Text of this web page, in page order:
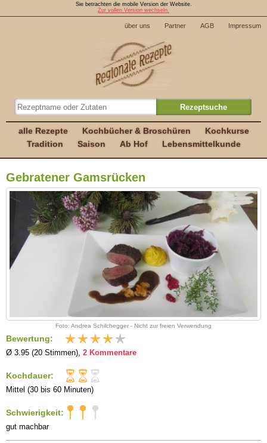
Sie betrachten die mobile Version der Website.
Zur vollen Version wechseln.
über uns Partner AGB Impressum
alle Rezepte Kochbücher & Broschüren
Kochkurse
Tradition
Saison Ab Hof Lebensmittelkunde
Gebratener Gamsrücken
Foto: Andrea Schilchegger - Nicht zur freien Verwendung
Bewertung:
Ø 3.95 (20 Stimmen), 2 Kommentare
Kochdauer:
Mittel (30 bis 60 Minuten)
Schwierigkeit:
gut machbar